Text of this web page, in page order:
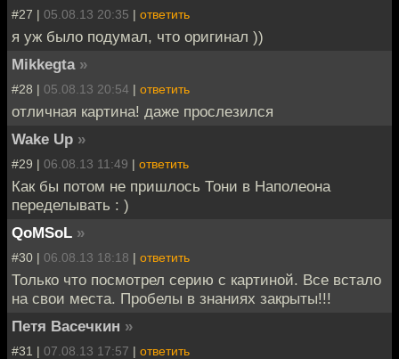
#27 | 05.08.13 20:35 | ответить
я уж было подумал, что оригинал ))
Mikkegta »
#28 | 05.08.13 20:54 | ответить
отличная картина! даже прослезился
Wake Up »
#29 | 06.08.13 11:49 | ответить
Как бы потом не пришлось Тони в Наполеона
переделывать : )
QoMSoL »
#30 | 06.08.13 18:18 | ответить
Только что посмотрел серию с картиной. Все встало
на свои места. Пробелы в знаниях закрыты!!!
Петя Васечкин »
#31 | 07.08.13 17:57 | ответить